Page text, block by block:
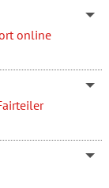
online